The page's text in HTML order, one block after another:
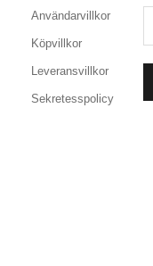
Användarvillkor
Köpvillkor
Leveransvillkor
Sekretesspolicy